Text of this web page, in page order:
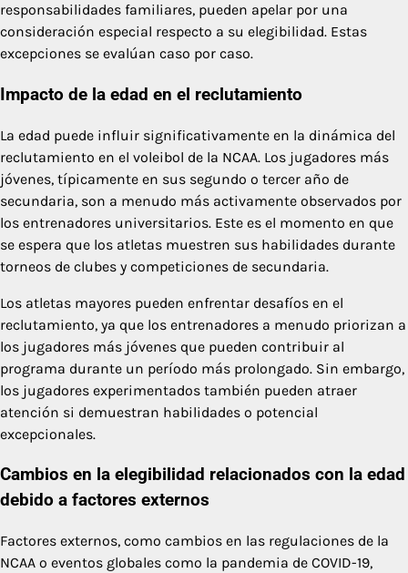
responsabilidades familiares, pueden apelar por una
consideración especial respecto a su elegibilidad. Estas
excepciones se evalúan caso por caso.
Impacto de la edad en el reclutamiento
La edad puede influir significativamente en la dinámica del
reclutamiento en el voleibol de la NCAA. Los jugadores más
jóvenes, típicamente en sus segundo o tercer año de
secundaria, son a menudo más activamente observados por
los entrenadores universitarios. Este es el momento en que
se espera que los atletas muestren sus habilidades durante
torneos de clubes y competiciones de secundaria.
Los atletas mayores pueden enfrentar desafíos en el
reclutamiento, ya que los entrenadores a menudo priorizan a
los jugadores más jóvenes que pueden contribuir al
programa durante un período más prolongado. Sin embargo,
los jugadores experimentados también pueden atraer
atención si demuestran habilidades o potencial
excepcionales.
Cambios en la elegibilidad relacionados con la edad
debido a factores externos
Factores externos, como cambios en las regulaciones de la
NCAA o eventos globales como la pandemia de COVID-19,